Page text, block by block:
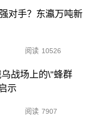
对手？东瀛万吨新
阅读 10526
战场上的\"蜂群
示
阅读 7907